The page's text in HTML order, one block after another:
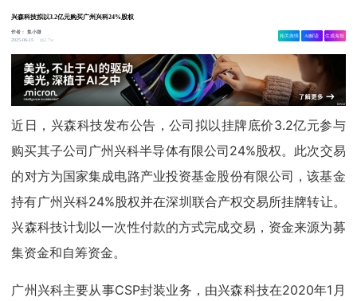
兴森科技拟以3.2亿元购买广州兴科24%股权
作者：集小微
2025-06-15
2.7w
相关舆情 AI解读 生成海报
近日，兴森科技发布公告，公司拟以挂牌底价3.2亿元参与
购买其子公司广州兴科半导体有限公司24%股权。此次交易
的对方为国家集成电路产业投资基金股份有限公司，该基金
持有广州兴科24%股权并在深圳联合产权交易所挂牌转让。
兴森科技计划以一次性付款的方式完成交易，资金来源为募
集资金和自筹资金。
广州兴科主要从事CSP封装业务，由兴森科技在2020年1月